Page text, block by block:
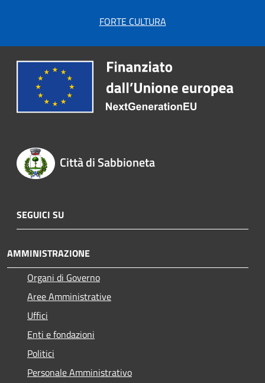
FORTE CULTURA
Città di Sabbioneta
SEGUICI SU
AMMINISTRAZIONE
Organi di Governo
Aree Amministrative
Uffici
Enti e fondazioni
Politici
Personale Amministrativo